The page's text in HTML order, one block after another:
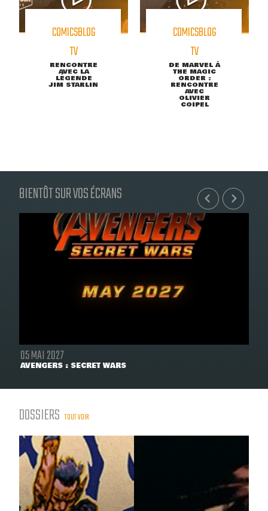
COMICSBLOG
TV
RENCONTRE
AVEC LA
LÉGENDE
JIM STARLIN
COMICSBLOG
TV
DE MARVEL À
THE MAGIC
ORDER :
RENCONTRE
AVEC
OLIVIER
COIPEL
BIENTÔT SUR VOS ÉCRANS
05 MAI 2027
AVENGERS : SECRET WARS
DOSSIERS TOUT VOIR